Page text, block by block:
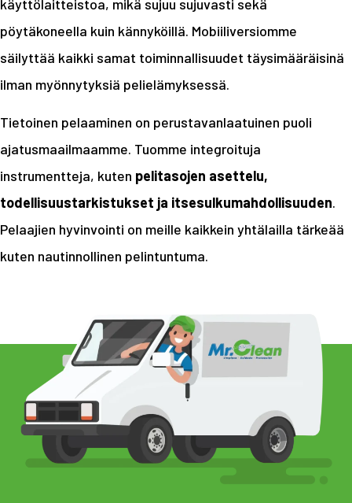
käyttölaitteistoa, mikä sujuu sujuvasti sekä
pöytäkoneella kuin kännyköillä. Mobiiliversiomme
säilyttää kaikki samat toiminnallisuudet täysimääräisinä
ilman myönnytyksiä pelielämyksessä.
Tietoinen pelaaminen on perustavanlaatuinen puoli
ajatusmaailmaamme. Tuomme integroituja
instrumentteja, kuten pelitasojen asettelu,
todellisuustarkistukset ja itsesulkumahdollisuuden.
Pelaajien hyvinvointi on meille kaikkein yhtälailla tärkeää
kuten nautinnollinen pelintuntuma.